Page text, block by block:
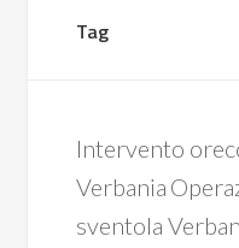
Tag
Intervento
Verbania
sventola